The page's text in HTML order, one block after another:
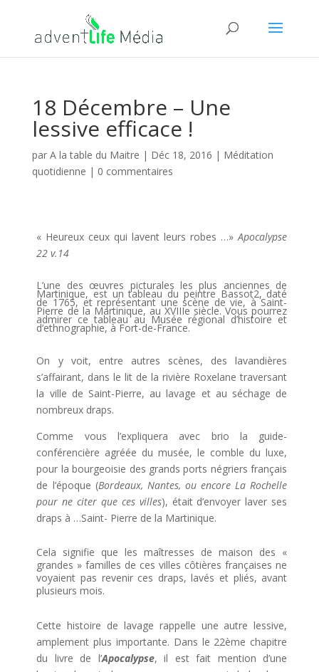
18 Décembre – Une
lessive efficace !
par A la table du Maitre | Déc 18, 2016 | Méditation
quotidienne | 0 commentaires
« Heureux ceux qui lavent leurs robes …»Apocalypse
22 v.14
L’une des œuvres picturales les plus anciennes de
Martinique, est un tableau du peintre Bassot2, daté
de 1765, et représentant une scène de vie, à Saint-
Pierre de la Martinique, au XVIIIe siècle. Vous pourrez
admirer ce tableau au Musée régional d’histoire et
d’ethnographie, à Fort-de-France.
On y voit, entre autres scènes, des lavandières
s’affairant, dans le lit de la rivière Roxelane traversant
la ville de Saint-Pierre, au lavage et au séchage de
nombreux draps.
Comme vous l’expliquera avec brio la guide-
conférencière agréée du musée, le comble du luxe,
pour la bourgeoisie des grands ports négriers français
de l’époque (Bordeaux, Nantes, ou encore La Rochelle
pour ne citer que ces villes), était d’envoyer laver ses
draps à …Saint- Pierre de la Martinique.
Cela signifie que les maîtresses de maison des «
grandes » familles de ces villes côtières françaises ne
voyaient pas revenir ces draps, lavés et pliés, avant
plusieurs mois.
Cette histoire de lavage rappelle une autre lessive,
amplement plus importante. Dans le 22ème chapitre
du livre de l’Apocalypse, il est fait mention d’une